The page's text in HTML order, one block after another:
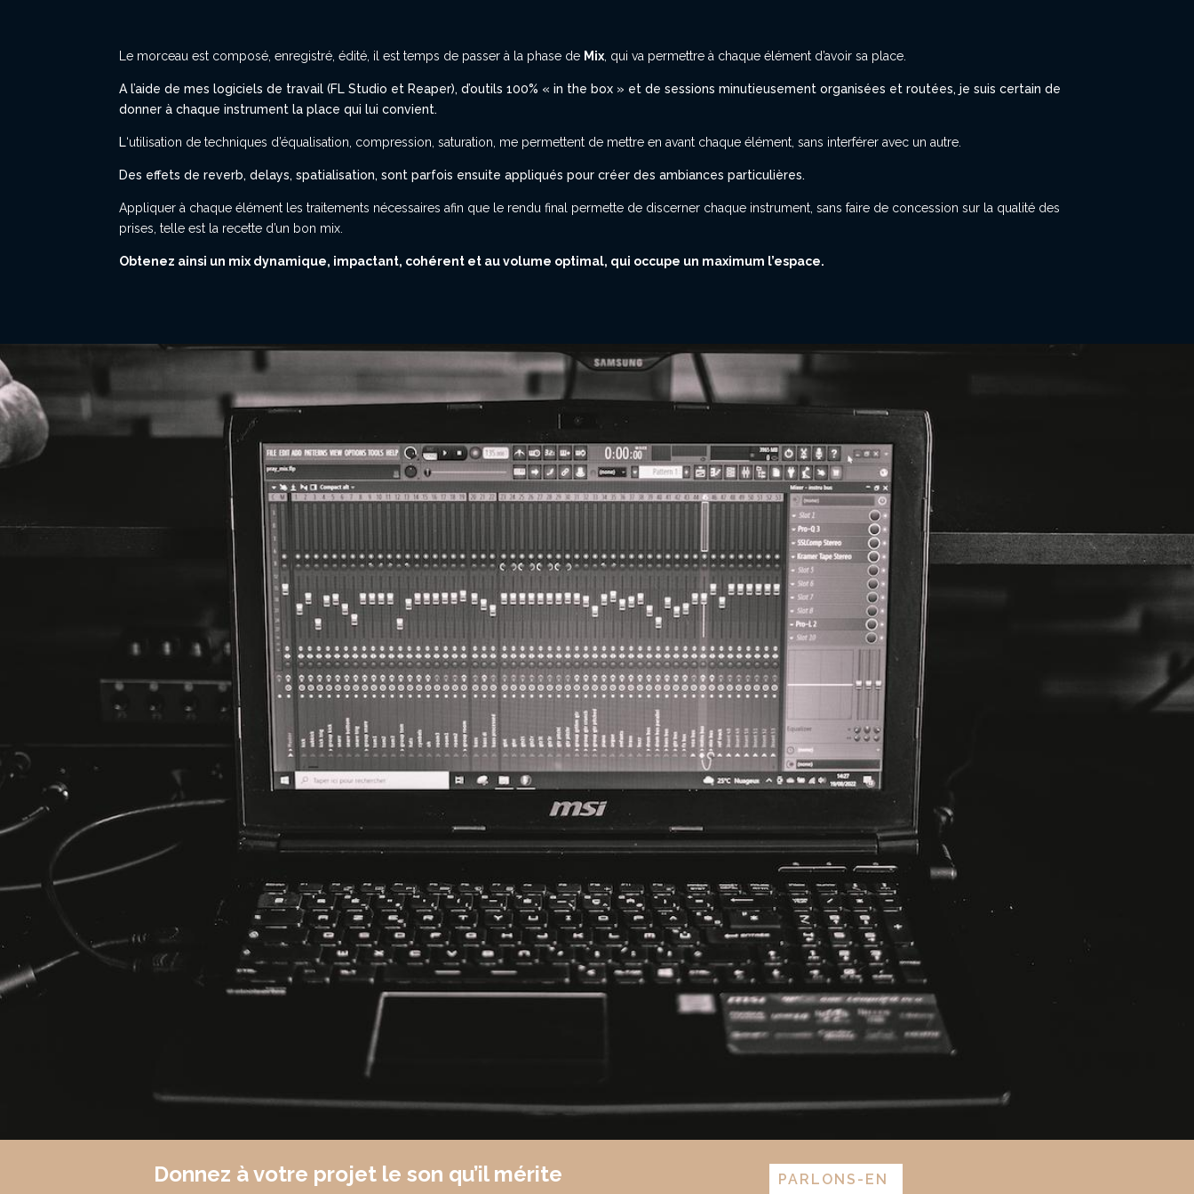
Le morceau est composé, enregistré, édité, il est temps de passer à la phase de Mix, qui va permettre à chaque élément d’avoir sa place.
A l’aide de mes logiciels de travail (FL Studio et Reaper), d’outils 100% « in the box » et de sessions minutieusement organisées et routées, je suis certain de
donner à chaque instrument la place qui lui convient.
L‘utilisation de techniques d’équalisation, compression, saturation, me permettent de mettre en avant chaque élément, sans interférer avec un autre.
Des effets de reverb, delays, spatialisation, sont parfois ensuite appliqués pour créer des ambiances particulières.
Appliquer à chaque élément les traitements nécessaires afin que le rendu final permette de discerner chaque instrument, sans faire de concession sur la qualité des
prises, telle est la recette d’un bon mix.
Obtenez ainsi un mix dynamique, impactant, cohérent et au volume optimal, qui occupe un maximum l’espace.
Donnez à votre projet le son qu’il mérite PARLONS-EN